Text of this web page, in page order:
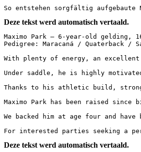
So entstehen sorgfältig aufgebaute
Deze tekst werd automatisch vertaald.
Maximo Park – 6-year-old gelding,
Pedigree: Maracaná / Quaterback /
With plenty of energy, an
Under saddle, he is highly
Thanks to his athletic build,
Maximo Park has been raised
We backed him at age four and
For interested parties seeking a
Deze tekst werd automatisch vertaald.